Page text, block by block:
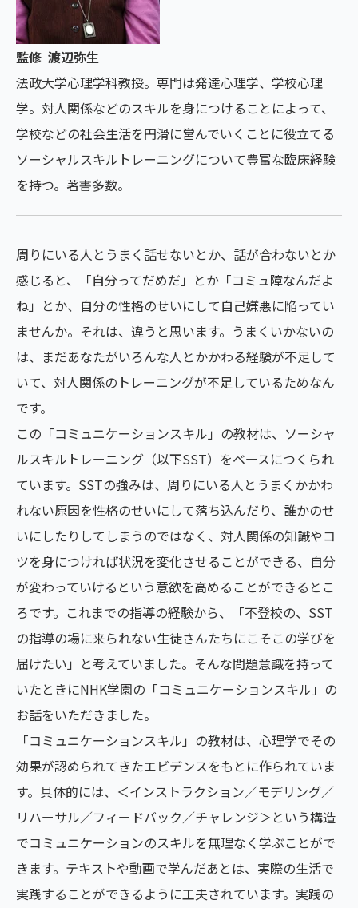
監修 渡辺弥生
法政大学心理学科教授。専門は発達心理学、学校心理
学。対人関係などのスキルを身につけることによって、
学校などの社会生活を円滑に営んでいくことに役立てる
ソーシャルスキルトレーニングについて豊富な臨床経験
を持つ。著書多数。
周りにいる⼈とうまく話せないとか、話が合わないとか
感じると、「⾃分ってだめだ」とか「コミュ障なんだよ
ね」とか、⾃分の性格のせいにして⾃⼰嫌悪に陥ってい
ませんか。それは、違うと思います。うまくいかないの
は、まだあなたがいろんな⼈とかかわる経験が不⾜して
いて、対⼈関係のトレーニングが不⾜しているためなん
です。
この「コミュニケーションスキル」の教材は、ソーシャ
ルスキルトレーニング（以下SST）をベースにつくられ
ています。SSTの強みは、周りにいる⼈とうまくかかわ
れない原因を性格のせいにして落ち込んだり、誰かのせ
いにしたりしてしまうのではなく、対人関係の知識やコ
ツを身につければ状況を変化させることができる、自分
が変わっていけるという意欲を高めることができるとこ
ろです。これまでの指導の経験から、「不登校の、SST
の指導の場に来られない生徒さんたちにこそこの学びを
届けたい」と考えていました。そんな問題意識を持って
いたときにNHK学園の「コミュニケーションスキル」の
お話をいただきました。
「コミュニケーションスキル」の教材は、心理学でその
効果が認められてきたエビデンスをもとに作られていま
す。具体的には、＜インストラクション／モデリング／
リハーサル／フィードバック／チャレンジ＞という構造
でコミュニケーションのスキルを無理なく学ぶことがで
きます。テキストや動画で学んだあとは、実際の生活で
実践することができるように工夫されています。実践の